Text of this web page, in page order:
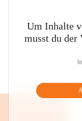
Um Inhalte
musst du der